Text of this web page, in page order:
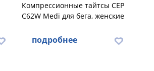
Компрессионные тайтсы CEP
C62W Medi для бега, женские
подробнее